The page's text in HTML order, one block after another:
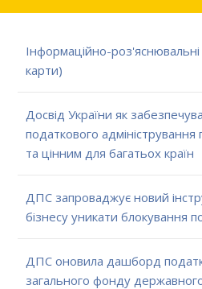
Інформаційно-
карти)
Досвід України як
податкового адміністрування
та цінним для багатьох країн
ДПС запроваджує новий
бізнесу уникати блокування
ДПС оновила дашборд
загального фонду